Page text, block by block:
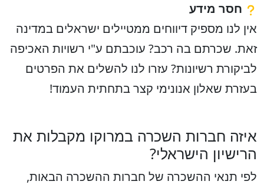
חסר מידע
אין לנו מספיק דיווחים ממטיילים ישראלים במדינה
זאת. שכרתם בה רכב? עוכבתם ע"י רשויות האכיפה
לביקורת רשיונות? עזרו לנו להשלים את הפרטים
בעזרת שאלון אנונימי קצר בתחתית העמוד!
איזה חברות השכרה במרוקו מקבלות את
הרישיון הישראלי?
לפי תנאי ההשכרה של חברות ההשכרה הבאות,